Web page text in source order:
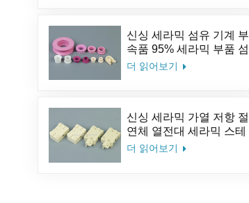
신싱 세라믹 섬유 기계 부
속품 95% 세라믹 부품 섬
유 세라믹 아이릿 알루미
더 읽어보기
신싱 세라믹 가열 저항 절
연체 열전대 세라믹 스테
아타이트 세라믹 소켓
더 읽어보기